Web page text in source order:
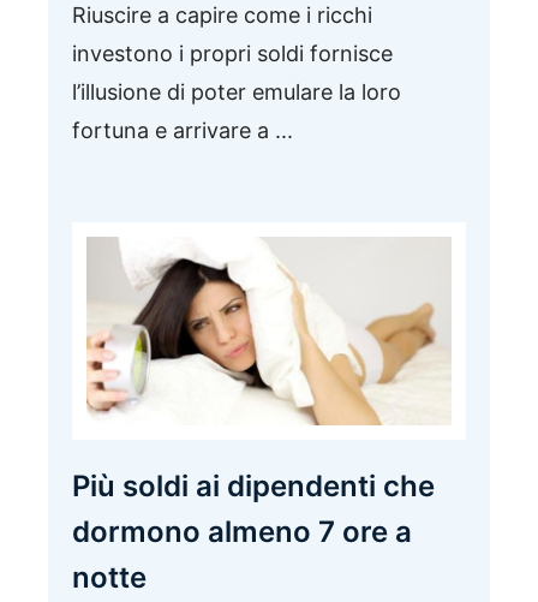
Riuscire a capire come i ricchi
investono i propri soldi fornisce
l’illusione di poter emulare la loro
fortuna e arrivare a ...
Più soldi ai dipendenti che
dormono almeno 7 ore a
notte